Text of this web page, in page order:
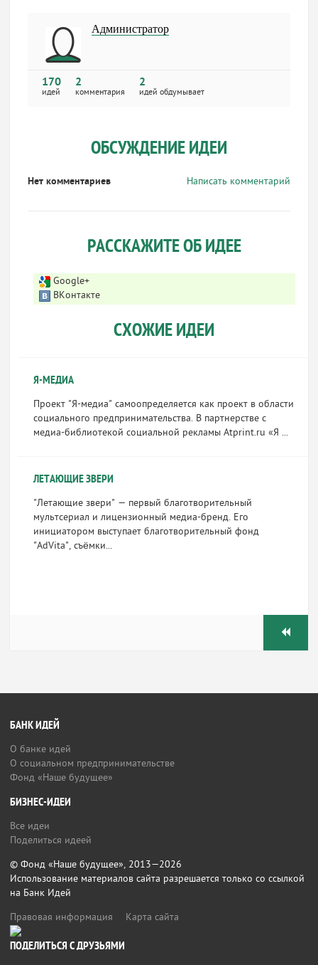
Администратор
170
идей
2
комментария
2
идей обдумывает
ОБСУЖДЕНИЕ ИДЕИ
Написать комментарий
Нет комментариев
РАССКАЖИТЕ ОБ ИДЕЕ
Google+
ВКонтакте
СХОЖИЕ ИДЕИ
Я-МЕДИА
Проект "Я-медиа" самоопределяется как проект в области
социального предпринимательства. В партнерстве с
медиа-библиотекой социальной рекламы Atprint.ru «Я ...
ЛЕТАЮЩИЕ ЗВЕРИ
"Летающие звери" — первый благотворительный
мультсериал и лицензионный медиа-бренд. Его
инициатором выступает благотворительный фонд
"AdVita", съёмки...
БАНК ИДЕЙ
О банке идей
О социальном предпринимательстве
Фонд «Наше будущее»
БИЗНЕС-ИДЕИ
Все идеи
Поделиться идеей
© Фонд «Наше будущее», 2013—2026
Использование материалов сайта разрешается только со ссылкой
на Банк Идей
Правовая информация
Карта сайта
ПОДЕЛИТЬСЯ С ДРУЗЬЯМИ